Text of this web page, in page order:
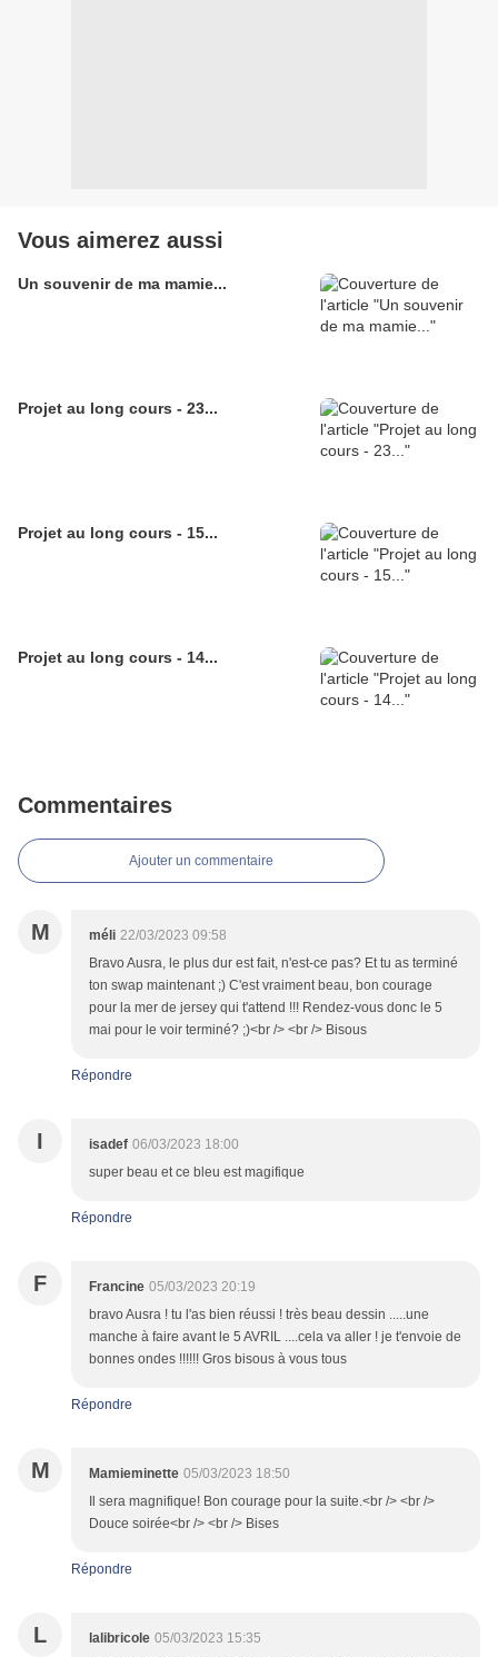
Vous aimerez aussi
Un souvenir de ma mamie...
Projet au long cours - 23...
Projet au long cours - 15...
Projet au long cours - 14...
Commentaires
Ajouter un commentaire
M méli 22/03/2023 09:58
Bravo Ausra, le plus dur est fait, n'est-ce pas? Et tu as terminé
ton swap maintenant ;) C'est vraiment beau, bon courage
pour la mer de jersey qui t'attend !!! Rendez-vous donc le 5
mai pour le voir terminé? ;)<br /> <br /> Bisous
Répondre
I isadef 06/03/2023 18:00
super beau et ce bleu est magifique
Répondre
F Francine 05/03/2023 20:19
bravo Ausra ! tu l'as bien réussi ! très beau dessin .....une
manche à faire avant le 5 AVRIL ....cela va aller ! je t'envoie de
bonnes ondes !!!!!! Gros bisous à vous tous
Répondre
M Mamieminette 05/03/2023 18:50
Il sera magnifique! Bon courage pour la suite.<br /> <br />
Douce soirée<br /> <br /> Bises
Répondre
L lalibricole 05/03/2023 15:35